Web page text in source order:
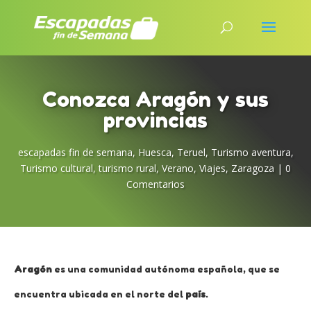
Conozca Aragón y sus
provincias
escapadas fin de semana, Huesca, Teruel, Turismo aventura,
Turismo cultural,turismo rural, Verano, Viajes, Zaragoza | 0
Comentarios
Aragón es una comunidad autónoma española, que se
encuentra ubicada en el norte del país.